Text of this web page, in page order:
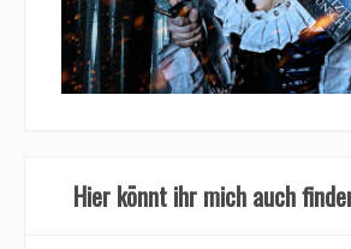
Hier könnt ihr mich auch